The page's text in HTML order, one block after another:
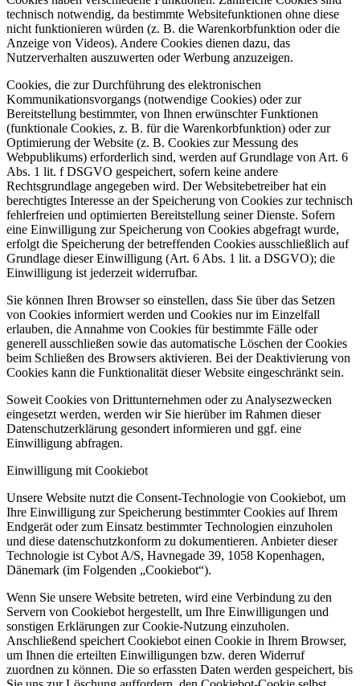
technisch notwendig, da bestimmte Websitefunktionen ohne diese
nicht funktionieren würden (z. B. die Warenkorbfunktion oder die
Anzeige von Videos). Andere Cookies dienen dazu, das
Nutzerverhalten auszuwerten oder Werbung anzuzeigen.
Cookies, die zur Durchführung des elektronischen
Kommunikationsvorgangs (notwendige Cookies) oder zur
Bereitstellung bestimmter, von Ihnen erwünschter Funktionen
(funktionale Cookies, z. B. für die Warenkorbfunktion) oder zur
Optimierung der Website (z. B. Cookies zur Messung des
Webpublikums) erforderlich sind, werden auf Grundlage von Art. 6
Abs. 1 lit. f DSGVO gespeichert, sofern keine andere
Rechtsgrundlage angegeben wird. Der Websitebetreiber hat ein
berechtigtes Interesse an der Speicherung von Cookies zur technisch
fehlerfreien und optimierten Bereitstellung seiner Dienste. Sofern
eine Einwilligung zur Speicherung von Cookies abgefragt wurde,
erfolgt die Speicherung der betreffenden Cookies ausschließlich auf
Grundlage dieser Einwilligung (Art. 6 Abs. 1 lit. a DSGVO); die
Einwilligung ist jederzeit widerrufbar.
Sie können Ihren Browser so einstellen, dass Sie über das Setzen
von Cookies informiert werden und Cookies nur im Einzelfall
erlauben, die Annahme von Cookies für bestimmte Fälle oder
generell ausschließen sowie das automatische Löschen der Cookies
beim Schließen des Browsers aktivieren. Bei der Deaktivierung von
Cookies kann die Funktionalität dieser Website eingeschränkt sein.
Soweit Cookies von Drittunternehmen oder zu Analysezwecken
eingesetzt werden, werden wir Sie hierüber im Rahmen dieser
Datenschutzerklärung gesondert informieren und ggf. eine
Einwilligung abfragen.
Einwilligung mit Cookiebot
Unsere Website nutzt die Consent-Technologie von Cookiebot, um
Ihre Einwilligung zur Speicherung bestimmter Cookies auf Ihrem
Endgerät oder zum Einsatz bestimmter Technologien einzuholen
und diese datenschutzkonform zu dokumentieren. Anbieter dieser
Technologie ist Cybot A/S, Havnegade 39, 1058 Kopenhagen,
Dänemark (im Folgenden „Cookiebot“).
Wenn Sie unsere Website betreten, wird eine Verbindung zu den
Servern von Cookiebot hergestellt, um Ihre Einwilligungen und
sonstigen Erklärungen zur Cookie-Nutzung einzuholen.
Anschließend speichert Cookiebot einen Cookie in Ihrem Browser,
um Ihnen die erteilten Einwilligungen bzw. deren Widerruf
zuordnen zu können. Die so erfassten Daten werden gespeichert, bis